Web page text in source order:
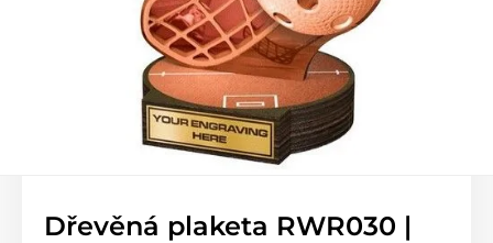
Dřevěná plaketa RWR030 |